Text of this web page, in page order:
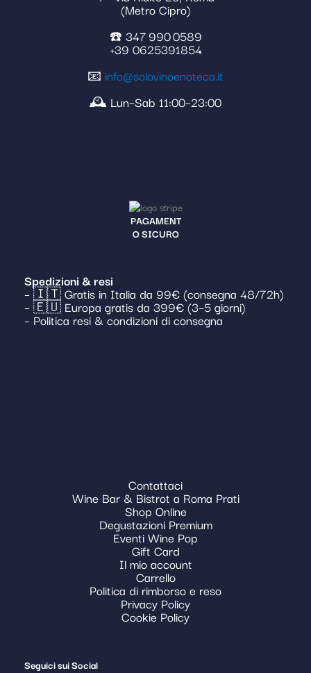
(Metro Cipro)
☎️ 347 990 0589
+39 0625391854
📧 info@solovinoenoteca.it
🕰️ Lun–Sab 11:00–23:00
PAGAMENT
O SICURO
Spedizioni & resi
– 🇮🇹 Gratis in Italia da 99€ (consegna 48/72h)
– 🇪🇺 Europa gratis da 399€ (3–5 giorni)
– Politica resi & condizioni di consegna
Contattaci
Wine Bar & Bistrot a Roma Prati
Shop Online
Degustazioni Premium
Eventi Wine Pop
Gift Card
Il mio account
Carrello
Politica di rimborso e reso
Privacy Policy
Cookie Policy
Seguici sui Social